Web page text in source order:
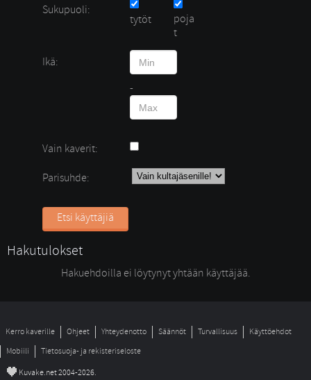
Sukupuoli:
tytöt
poja
t
Ikä:
-
Vain kaverit:
Parisuhde:
Etsi käyttäjiä
Hakutulokset
Hakuehdoilla ei löytynyt yhtään käyttäjää.
Kerro kaverille Ohjeet Yhteydenotto Säännöt Turvallisuus
Käyttöehdot
Mobiili
Tietosuoja- ja rekisteriseloste
© Kuvake.net 2004-2026.